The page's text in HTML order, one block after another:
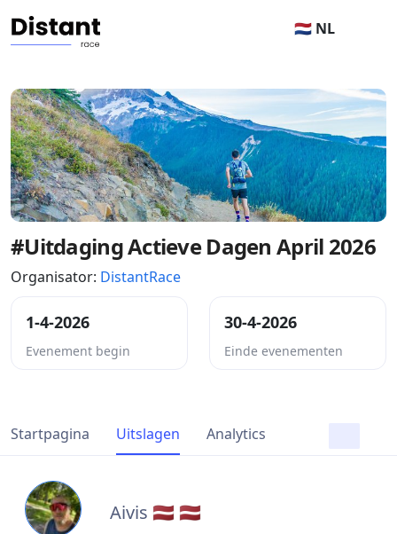
🇳🇱 NL
#Uitdaging Actieve Dagen April 2026
Organisator: DistantRace
1-4-2026
Evenement begin
30-4-2026
Einde evenementen
Startpagina Uitslagen Analytics
Aivis 🇱🇻 🇱🇻